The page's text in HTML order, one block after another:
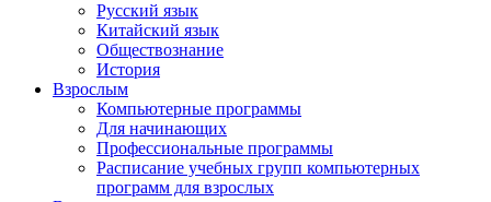
Русский язык
Китайский язык
Обществознание
История
Взрослым
Компьютерные программы
Для начинающих
Профессиональные программы
Расписание учебных групп компьютерных
программ для взрослых